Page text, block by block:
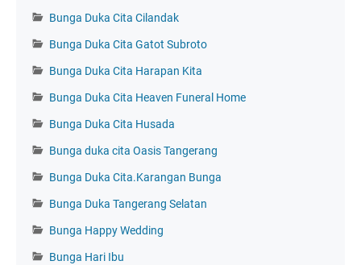
Bunga Duka Cita Cilandak
Bunga Duka Cita Gatot Subroto
Bunga Duka Cita Harapan Kita
Bunga Duka Cita Heaven Funeral Home
Bunga Duka Cita Husada
Bunga duka cita Oasis Tangerang
Bunga Duka Cita.Karangan Bunga
Bunga Duka Tangerang Selatan
Bunga Happy Wedding
Bunga Hari Ibu